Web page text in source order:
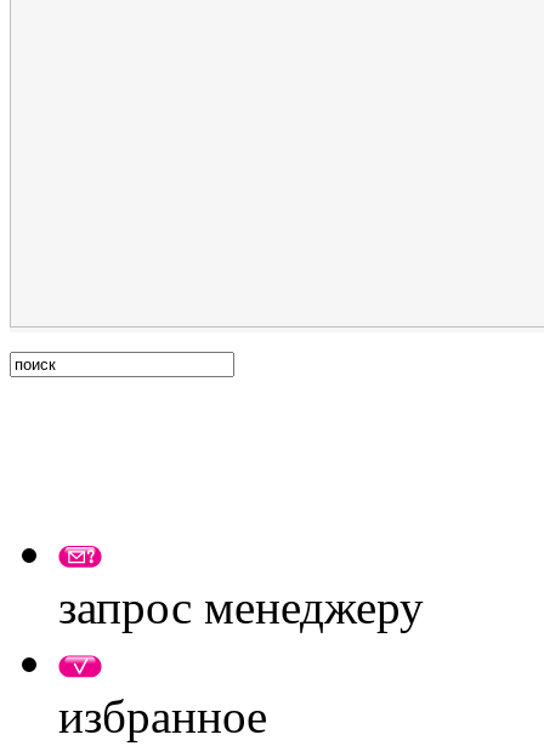
запрос менеджеру
избранное